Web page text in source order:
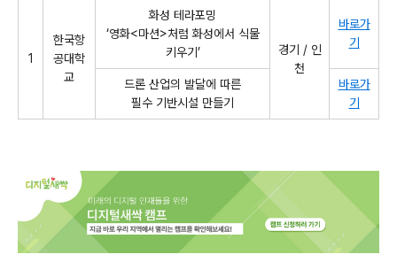
1
한국항
공대학
교
화성 테라포밍
‘영화<마션>처럼 화성에서 식물
키우기 ’
경기 / 인
천
바로가
기
드론 산업의 발달에 따른
필수 기반시설 만들기
바로가
기